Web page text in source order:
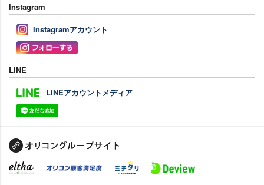
Instagram
Instagramアカウント
LINE
LINEアカウントメディア